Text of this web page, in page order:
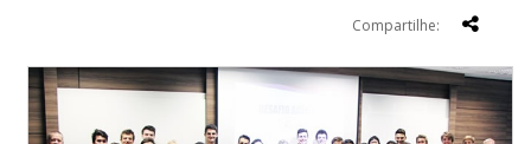
Compartilhe: